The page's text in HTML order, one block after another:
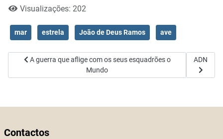
Visualizações: 202
mar estrela João de Deus Ramos ave
Artigo anterior: A guerra que aflige com os seus esquadrões o
A guerra que aflige com os seus esquadrões o
Mundo
Artigo
ADN
Contactos